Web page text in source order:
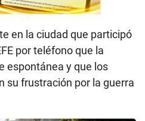
en la ciudad que participó
por teléfono que la
espontánea y que los
su frustración por la guerra